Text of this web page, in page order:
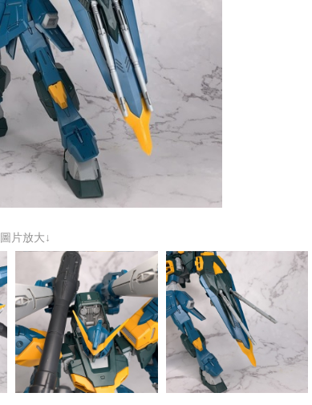
片放大↓